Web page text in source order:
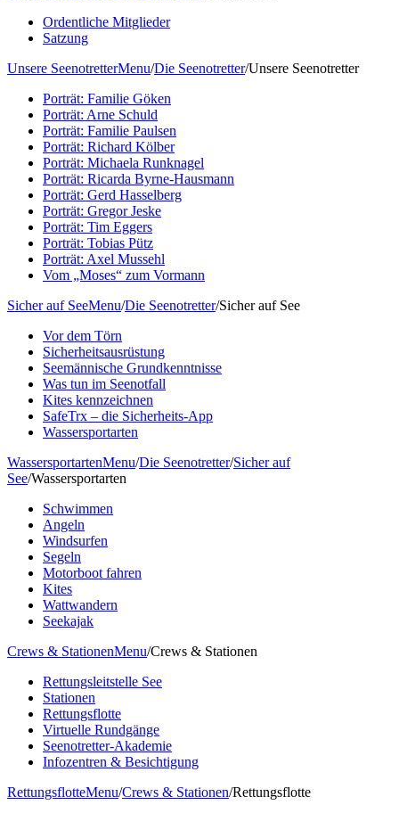
Ordentliche Mitglieder
Satzung
Unsere SeenotretterMenu/Die Seenotretter/Unsere Seenotretter
Porträt: Familie Göken
Porträt: Arne Schuld
Porträt: Familie Paulsen
Porträt: Richard Kölber
Porträt: Michaela Runknagel
Porträt: Ricarda Byrne-Hausmann
Porträt: Gerd Hasselberg
Porträt: Gregor Jeske
Porträt: Tim Eggers
Porträt: Tobias Pütz
Porträt: Axel Mussehl
Vom „Moses“ zum Vormann
Sicher auf SeeMenu/Die Seenotretter/Sicher auf See
Vor dem Törn
Sicherheitsausrüstung
Seemännische Grundkenntnisse
Was tun im Seenotfall
Kites kennzeichnen
SafeTrx – die Sicherheits-App
Wassersportarten
WassersportartenMenu/Die Seenotretter/Sicher auf
See/Wassersportarten
Schwimmen
Angeln
Windsurfen
Segeln
Motorboot fahren
Kites
Wattwandern
Seekajak
Crews & StationenMenu/Crews & Stationen
Rettungsleitstelle See
Stationen
Rettungsflotte
Virtuelle Rundgänge
Seenotretter-Akademie
Infozentren & Besichtigung
RettungsflotteMenu/Crews & Stationen/Rettungsflotte